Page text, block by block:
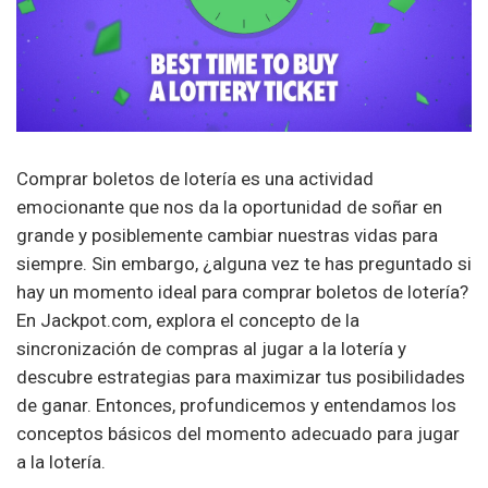
Comprar boletos de lotería es una actividad
emocionante que nos da la oportunidad de soñar en
grande y posiblemente cambiar nuestras vidas para
siempre. Sin embargo, ¿alguna vez te has preguntado si
hay un momento ideal para comprar boletos de lotería?
En Jackpot.com, explora el concepto de la
sincronización de compras al jugar a la lotería y
descubre estrategias para maximizar tus posibilidades
de ganar. Entonces, profundicemos y entendamos los
conceptos básicos del momento adecuado para jugar
a la lotería.